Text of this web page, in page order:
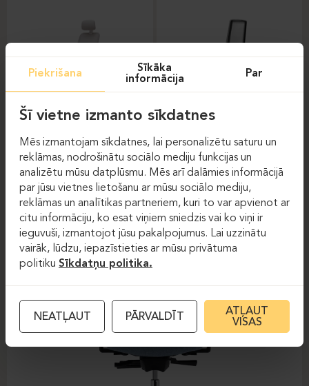
Darba krēsli Darba krēsli
DAUPHIN-SHAPE MESH
Piekrišana
Sīkāka
informācija
Par
Šī vietne izmanto sīkdatnes
Mēs izmantojam sīkdatnes, lai personalizētu saturu un
reklāmas, nodrošinātu sociālo mediju funkcijas un
analizētu mūsu datplūsmu. Mēs arī dalāmies informācijā
par jūsu vietnes lietošanu ar mūsu sociālo mediju,
reklāmas un analītikas partneriem, kuri to var apvienot ar
citu informāciju, ko esat viņiem sniedzis vai ko viņi ir
ieguvuši, izmantojot jūsu pakalpojumus. Lai uzzinātu
vairāk, lūdzu, iepazīstieties ar mūsu privātuma
politiku Sīkdatņu politika.
NEATĻAUT PĀRVALDĪT
ATĻAUT
VISAS